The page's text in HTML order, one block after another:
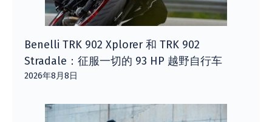
Benelli TRK 902 Xplorer 和 TRK 902
Stradale：征服一切的 93 HP 越野自行车
2026年8月8日